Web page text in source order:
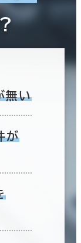
無い
が